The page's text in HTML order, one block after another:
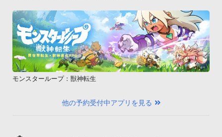
モンスターループ：獣神転生
他の予約受付中アプリを見る